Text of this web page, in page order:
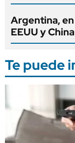
Argentina,
EEUU y
Te puede